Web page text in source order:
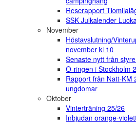
Reserapport
SSK Julkalender
November
Höstavslutning/
november kl 10
Senaste nytt från
O-ringen i Stockholm
Rapport från Natt-KM
ungdomar
Oktober
Vinterträning 25/26
Inbjudan orange-